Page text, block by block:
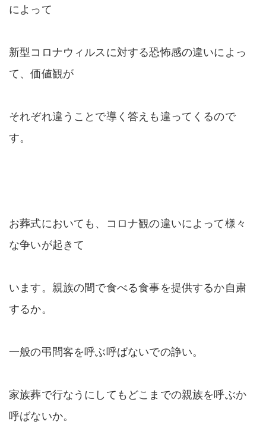
によって
新型コロナウィルスに対する恐怖感の違いによっ
て、価値観が
それぞれ違うことで導く答えも違ってくるので
す。
お葬式においても、コロナ観の違いによって様々
な争いが起きて
います。親族の間で食べる食事を提供するか自粛
するか。
一般の弔問客を呼ぶ呼ばないでの諍い。
家族葬で行なうにしてもどこまでの親族を呼ぶか
呼ばないか。